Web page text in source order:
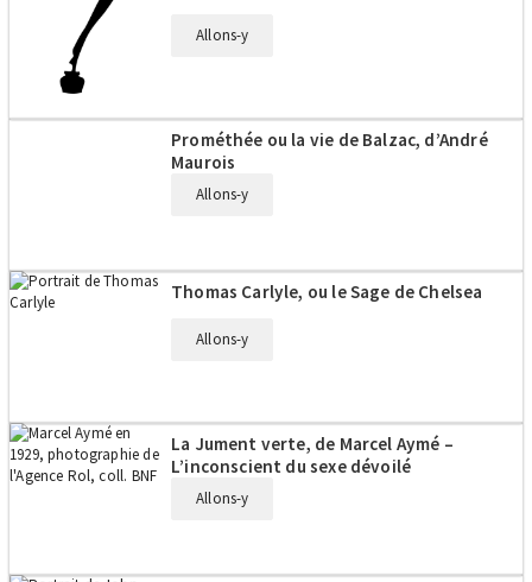
Allons-y
Prométhée ou la vie de Balzac, d’André
Maurois
Allons-y
Thomas Carlyle, ou le Sage de Chelsea
Allons-y
La Jument verte, de Marcel Aymé –
L’inconscient du sexe dévoilé
Allons-y